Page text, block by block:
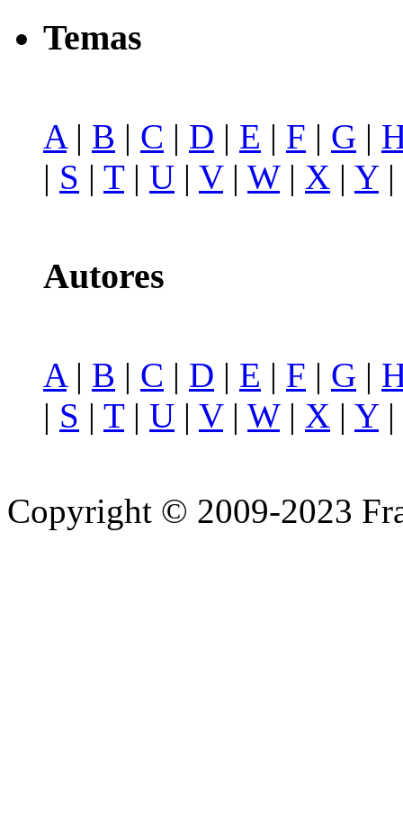
Temas
A| B | C | D | E | F | G |
| S | T| U | V| W| X | Y|
Autores
A | B | C | D | E | F | G |
| S | T| U | V| W| X | Y|
Copyright © 2009-2023